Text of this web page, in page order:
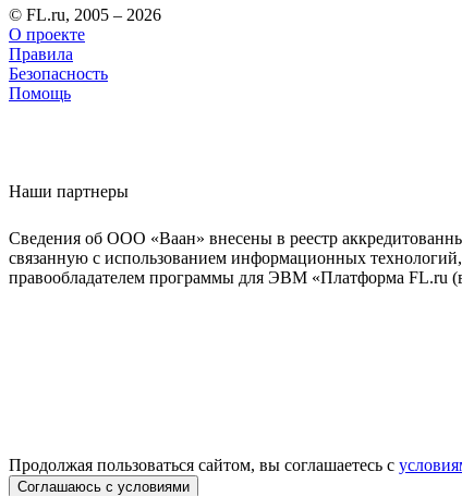
© FL.ru, 2005 – 2026
О проекте
Правила
Безопасность
Помощь
Наши партнеры
Сведения об ООО «Ваан» внесены в реестр
связанную с использованием информационных
правообладателем программы для ЭВМ «Платформа FL.ru
Продолжая пользоваться сайтом, вы соглашаетесь с
Соглашаюсь с условиями